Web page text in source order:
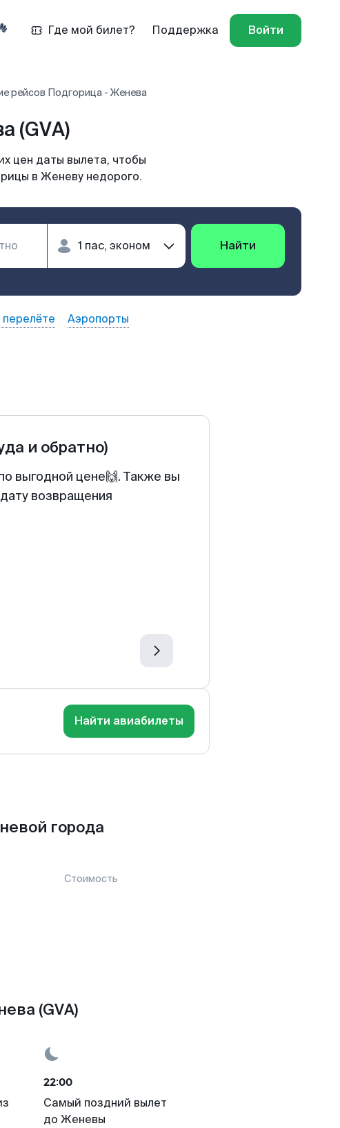
Где мой билет? Поддержка Войти
рейсов Подгорица - Женева
(GVA)
цен даты вылета, чтобы
в Женеву недорого.
Найти
Аэропорты
и обратно)
выгодной цене🙌. Также вы
возвращения
Найти авиабилеты
города
Стоимость
(GVA)
22:00
Самый поздний вылет
до Женевы